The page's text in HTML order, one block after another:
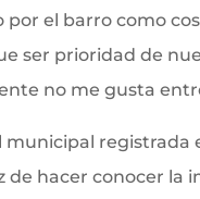
el barro como
ser prioridad de
no me gusta
registrada
de hacer conocer la